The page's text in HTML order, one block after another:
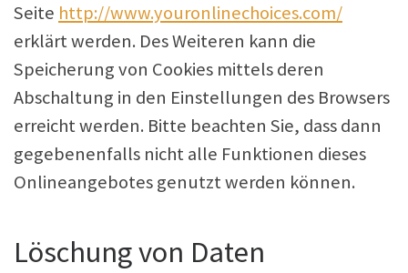
Seite http://www.youronlinechoices.com/
erklärt werden. Des Weiteren kann die
Speicherung von Cookies mittels deren
Abschaltung in den Einstellungen des Browsers
erreicht werden. Bitte beachten Sie, dass dann
gegebenenfalls nicht alle Funktionen dieses
Onlineangebotes genutzt werden können.
Löschung von Daten